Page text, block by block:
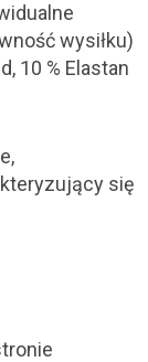
wysiłku)
10 % Elastan
się